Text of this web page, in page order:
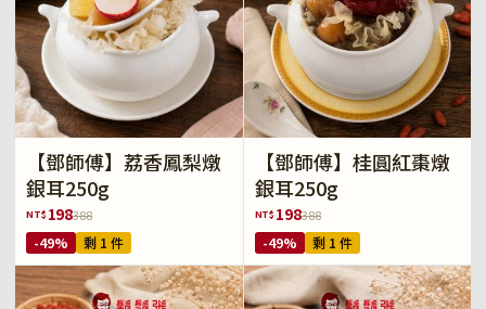
【鄧師傅】荔香鳳梨燉
銀耳250g
NT$ 198388
-49% 剩 1 件
【鄧師傅】桂圓紅棗燉
銀耳250g
NT$ 198388
-49% 剩 1 件